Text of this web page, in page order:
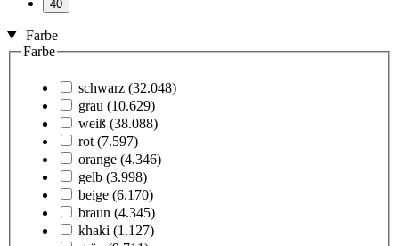
40
Farbe
Farbe
schwarz (32.048)
grau (10.629)
weiß (38.088)
rot (7.597)
orange (4.346)
gelb (3.998)
beige (6.170)
braun (4.345)
khaki (1.127)